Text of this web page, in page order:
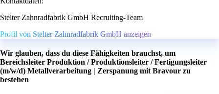
Stelter Zahnradfabrik GmbH Recruiting-Team
Profil von Stelter Zahnradfabrik GmbH anzeigen
Wir glauben, dass du diese Fähigkeiten brauchst, um
Bereichsleiter Produktion / Produktionsleiter / Fertigungsleiter
(m/w/d) Metallverarbeitung | Zerspanung mit Bravour zu
bestehen